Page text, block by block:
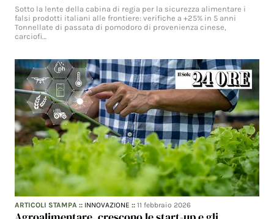
Sotto la lente della cabina di regia per la sicurezza alimentare i
falsi prodotti italiani alle frontiere: verifiche a +25% in 5 anni
Tonnellate di passata di pomodoro di provenienza cinese,
carciofi…
ARTICOLI STAMPA :: INNOVAZIONE ::11 febbraio 2026